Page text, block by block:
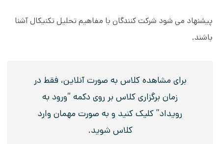
پیشنهاد می شود شرکت کنندگان با مفاهیم تحلیل تکنیکال آشنا
باشند.
برای مشاهده کلاس به صورت آنلاین، فقط در
زمان برگزاری کلاس بر روی دکمه “ورود به
رویداد” کلیک کنید و به صورت مهمان وارد
کلاس شوید.